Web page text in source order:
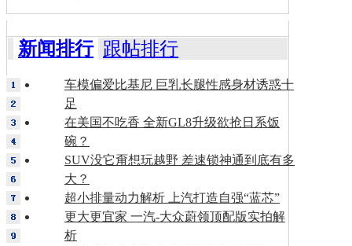
新闻排行 跟帖排行
车模偏爱比基尼 巨乳长腿性感身材诱惑十
足
在美国不吃香 全新GL8升级欲抢日系饭
碗？
SUV没它甭想玩越野 差速锁神通到底有多
大？
超小排量动力解析 上汽打造自强“蓝芯”
更大更宜家 一汽-大众蔚领顶配版实拍解
析